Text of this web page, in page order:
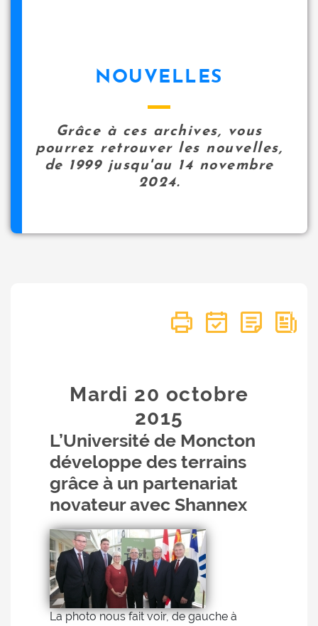
NOUVELLES
Grâce à ces archives, vous
pourrez retrouver les nouvelles,
de 1999 jusqu'au 14 novembre
2024.
Mardi 20 octobre
2015
L’Université de Moncton
développe des terrains
grâce à un partenariat
novateur avec Shannex
La photo nous fait voir, de gauche à